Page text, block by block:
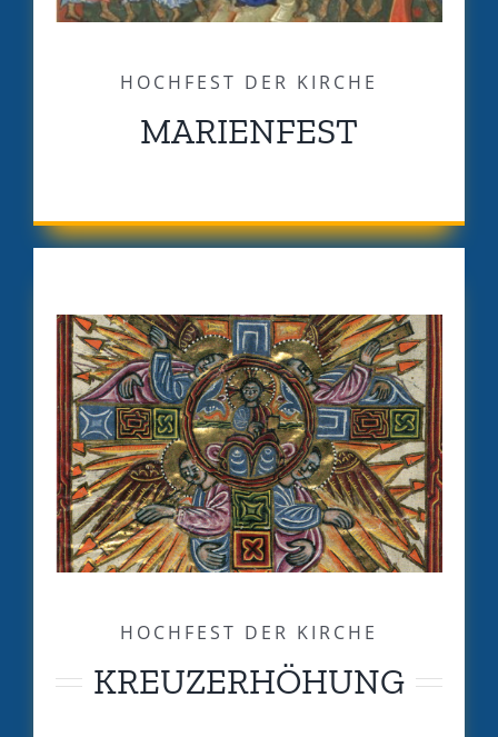
HOCHFEST DER KIRCHE
MARIENFEST
HOCHFEST DER KIRCHE
KREUZERHÖHUNG